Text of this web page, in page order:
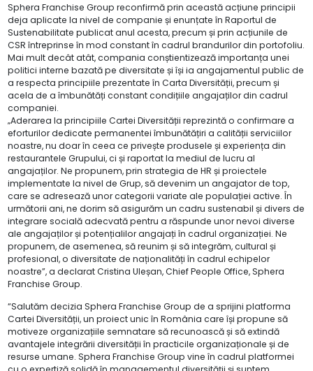
Sphera Franchise Group reconfirmă prin această acțiune principii
deja aplicate la nivel de companie și enunțate în Raportul de
Sustenabilitate publicat anul acesta, precum și prin acțiunile de
CSR întreprinse în mod constant în cadrul brandurilor din portofoliu.
Mai mult decât atât, compania conștientizează importanța unei
politici interne bazată pe diversitate și își ia angajamentul public de
a respecta principiile prezentate în Carta Diversității, precum și
acela de a îmbunătăți constant condițiile angajaților din cadrul
companiei.
„Aderarea la principiile Cartei Diversității reprezintă o confirmare a
eforturilor dedicate permanentei îmbunătățiri a calității serviciilor
noastre, nu doar în ceea ce privește produsele și experiența din
restaurantele Grupului, ci și raportat la mediul de lucru al
angajaților. Ne propunem, prin strategia de HR și proiectele
implementate la nivel de Grup, să devenim un angajator de top,
care se adresează unor categorii variate ale populației active. În
următorii ani, ne dorim să asigurăm un cadru sustenabil și divers de
integrare socială adecvată pentru a răspunde unor nevoi diverse
ale angajaților și potențialilor angajați în cadrul organizației. Ne
propunem, de asemenea, să reunim și să integrăm, cultural și
profesional, o diversitate de naționalități în cadrul echipelor
noastre”, a declarat Cristina Uleșan, Chief People Office, Sphera
Franchise Group.
“Salutăm decizia Sphera Franchise Group de a sprijini platforma
Cartei Diversității, un proiect unic în România care își propune să
motiveze organizațiile semnatare să recunoască și să extindă
avantajele integrării diversității în practicile organizaționale și de
resurse umane. Sphera Franchise Group vine în cadrul platformei